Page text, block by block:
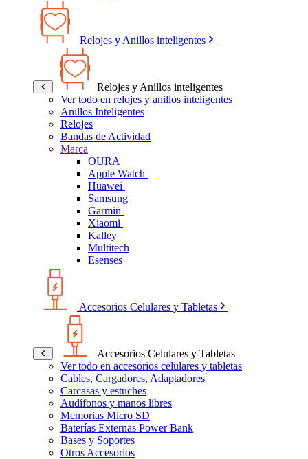
Relojes y Anillos inteligentes
Relojes y Anillos inteligentes
Ver todo en relojes y anillos inteligentes
Anillos Inteligentes
Relojes
Bandas de Actividad
Marca
OURA
Apple Watch
Huawei
Samsung
Garmin
Xiaomi
Kalley
Multitech
Esenses
Accesorios Celulares y Tabletas
Accesorios Celulares y Tabletas
Ver todo en accesorios celulares y tabletas
Cables, Cargadores, Adaptadores
Carcasas y estuches
Audífonos y manos libres
Memorias Micro SD
Baterías Externas Power Bank
Bases y Soportes
Otros Accesorios